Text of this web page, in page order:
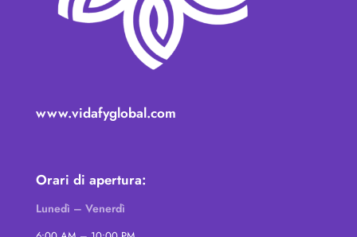
www.vidafyglobal.com
Orari di apertura:
Lunedì – Venerdì